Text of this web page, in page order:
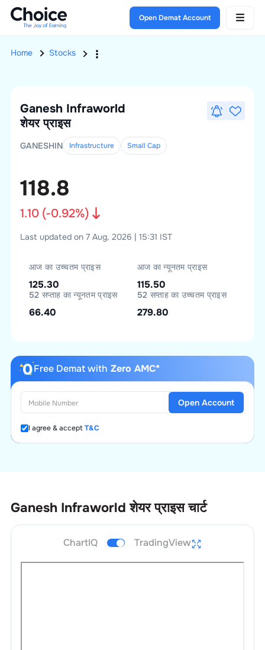
Open Demat Account
Home Stocks
Ganesh Infraworld
शेयर प्राइस
GANESHIN Infrastructure Small Cap
118.8
1.10(-0.92%)
Last updated on 7 Aug, 2026 | 15:31 IST
आज का उच्चतम प्राइस
125.30
आज का न्यूनतम प्राइस
115.50
52 सप्ताह का न्यूनतम प्राइस
66.40
52 सप्ताह का उच्चतम प्राइस
279.80
Free Demat with Zero AMC*
I agree & acceptT&C
Open Account
Ganesh Infraworld शेयर प्राइस चार्ट
ChartIQ TradingView